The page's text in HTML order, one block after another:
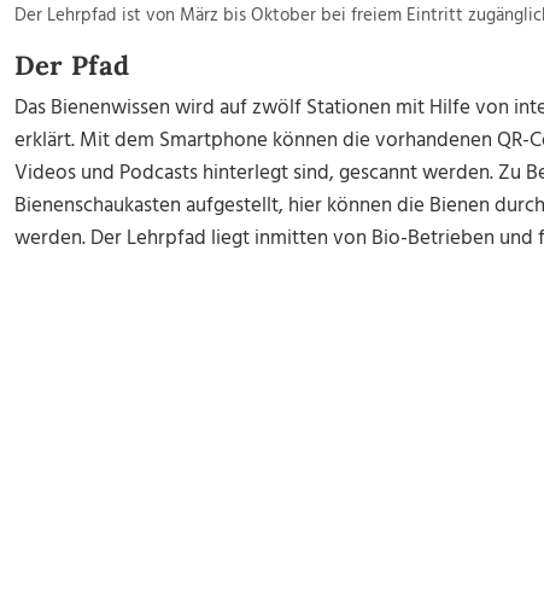
Der Lehrpfad ist von März bis Oktober bei freiem Eintritt
Der Pfad
Das Bienenwissen wird auf zwölf Stationen mit Hilfe von
erklärt. Mit dem Smartphone können die vorhandenen QR-
Videos und Podcasts hinterlegt sind, gescannt werden. Zu
Bienenschaukasten aufgestellt, hier können die Bienen
werden. Der Lehrpfad liegt inmitten von Bio-Betrieben und